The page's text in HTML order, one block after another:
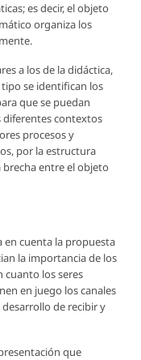
es decir, el objeto
organiza los
a los de la didáctica,
se identifican los
que se puedan
diferentes contextos
procesos y
por la estructura
entre el objeto
en cuenta la propuesta
la importancia de los
cuanto los seres
en juego los canales
de recibir y
que